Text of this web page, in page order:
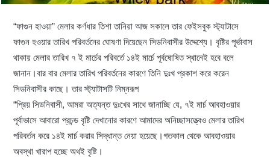
“ফাগুন হাওয়া” মেলার কর্ণধার তিশা তানিয়া আজ সকালে তার ফেইসবুক স্ট্যাটাসে
ফাগুন হওয়ার তারিখ পরিবর্তনের ঘোষণা দিয়েছেন সিডনিবাসীর উদ্দেশ্যে। বৃষ্টির পূর্ভাবাস
থাকায় মেলার তারিখ ৭ ই মার্চের পরিবর্তে ১৪ই মার্চে পূর্বষোষিত স্থানেই হবে বলে
জানান।বার বার মেলার তারিখ পরিবর্তনের কারণে তিনি দুঃখ প্রকাশ করে করেন
সিডনিবাসীর কাছে। তার স্ট্যাটাসটি নিম্নরূপ
“প্রিয় সিডনিবাসী, আমরা অত্যন্ত দুঃখের সাথে জানাচ্ছি যে, ৭ই মার্চ আবহাওয়ার
পূর্বাভাসে আবারো প্রচন্ড বৃষ্টি দেখানোর কারণে আমাদের অনিচ্ছাসত্ত্বেও মেলার তারিখ
পরিবর্তন করে ১৪ই মার্চ করার সিদ্ধান্ত নেয়া হয়েছে।গতকাল থেকে আবহাওয়ার
অবস্থা খারাপ হচ্ছে অথই বৃষ্টি।